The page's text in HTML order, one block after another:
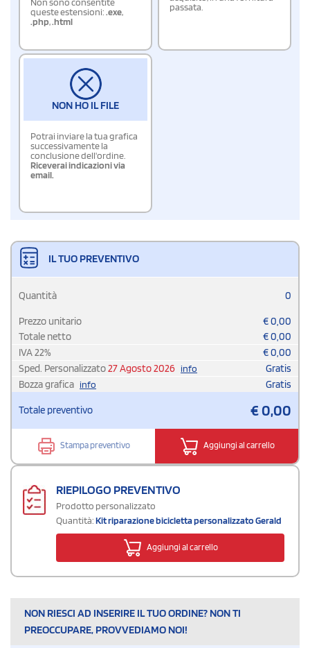
queste estensioni:.exe,
.php,.html
passata.
NON HO IL FILE
Potrai inviare la tua grafica
successivamente la
conclusione dell'ordine.
Riceverai indicazioni via
email.
IL TUO PREVENTIVO
Quantità 0
Prezzo unitario €0,00
Totale netto
€0,00
IVA22% €0,00
Sped. Personalizzato27 Agosto 2026 info
Gratis
Bozza grafica info Gratis
Totale preventivo €0,00
Stampa preventivo Aggiungi al carrello
RIEPILOGO PREVENTIVO
Prodotto personalizzato
Quantità:Kit riparazione bicicletta personalizzato Gerald
Aggiungi al carrello
NON RIESCI AD INSERIRE IL TUO ORDINE? NON TI
PREOCCUPARE, PROVVEDIAMO NOI!